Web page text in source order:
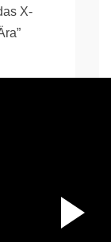
X-